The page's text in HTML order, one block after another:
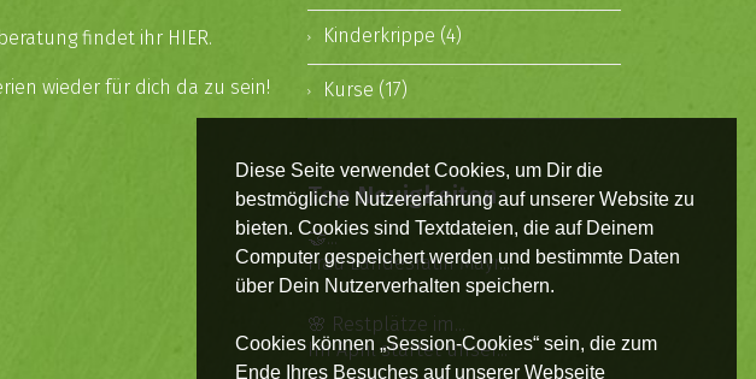
Diese Seite verwendet Cookies, um Dir die
bestmögliche Nutzererfahrung auf unserer Website zu
bieten. Cookies sind Textdateien, die auf Deinem
Computer gespeichert werden und bestimmte Daten
über Dein Nutzerverhalten speichern.
Cookies können „Session-Cookies“ sein, die zum
Ende Ihres Besuches auf unserer Webseite
findet ihr HIER.
wieder für dich da zu sein!
Kinderkrippe (4)
Kurse (17)
Top Neuigkeiten
🤝...
Frau Landesrätin Mayr...
🌸 Restplätze im...
Im April startet unser...